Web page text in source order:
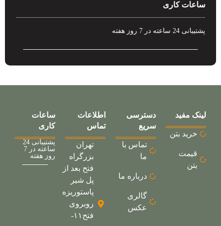
ساعات کاری
پشتیبانی 24 ساعته در 7 روز هفته
لینک مفید
خرید بتن
قیمت
بتن
دسترسی
سریع
تماس با
ما
درباره ما
گالری
عکس
اطلاعات
تماس
تهران
بزرگراه
فتح بعد از
پل شیر
پاستوریزه
روبروی
فتح۱۱-
ساعات
کاری
پشتیبانی 24
ساعته در 7
روز هفته